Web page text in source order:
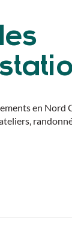
en Nord